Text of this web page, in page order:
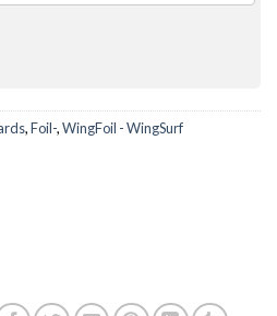
,Foil-,WingFoil - WingSurf